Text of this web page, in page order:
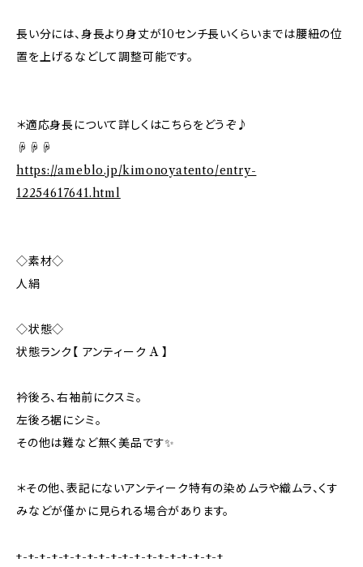
長い分には、身長より身丈が10センチ長いくらいまでは腰紐の位
置を上げるなどして調整可能です。
＊適応身長について詳しくはこちらをどうぞ♪
☟☟☟
https://ameblo.jp/kimonoyatento/entry-
12254617641.html
◇素材◇
人絹
◇状態◇
状態ランク【 アンティーク A 】
衿後ろ、右袖前にクスミ。
左後ろ裾にシミ。
その他は難など無く美品です✨️
＊その他、表記にないアンティーク特有の染めムラや織ムラ、くす
みなどが僅かに見られる場合があります。
+-+-+-+-+-+-+-+-+-+-+-+-+-+-+-+-+-+